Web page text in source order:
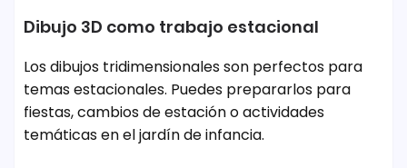
Dibujo 3D como trabajo estacional
Los dibujos tridimensionales son perfectos para
temas estacionales. Puedes prepararlos para
fiestas, cambios de estación o actividades
temáticas en el jardín de infancia.